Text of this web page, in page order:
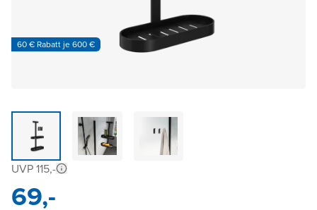
60 € Rabatt je 600 €
UVP 115,-
69,-